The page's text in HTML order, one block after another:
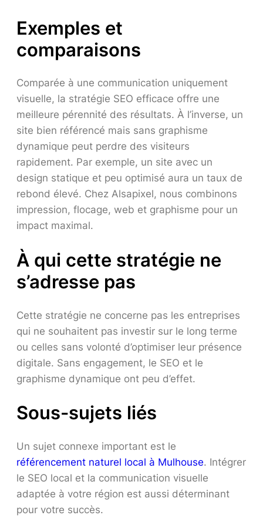
Exemples et
comparaisons
Comparée à une communication uniquement
visuelle, la stratégie SEO efficace offre une
meilleure pérennité des résultats. À l’inverse, un
site bien référencé mais sans graphisme
dynamique peut perdre des visiteurs
rapidement. Par exemple, un site avec un
design statique et peu optimisé aura un taux de
rebond élevé. Chez Alsapixel, nous combinons
impression, flocage, web et graphisme pour un
impact maximal.
À qui cette stratégie ne
s’adresse pas
Cette stratégie ne concerne pas les entreprises
qui ne souhaitent pas investir sur le long terme
ou celles sans volonté d’optimiser leur présence
digitale. Sans engagement, le SEO et le
graphisme dynamique ont peu d’effet.
Sous-sujets liés
Un sujet connexe important est le
référencement naturel local à Mulhouse. Intégrer
le SEO local et la communication visuelle
adaptée à votre région est aussi déterminant
pour votre succès.